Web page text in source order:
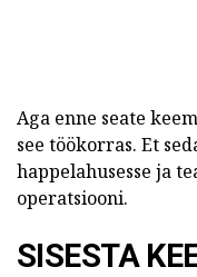
Aga enne seate
see töökorras. Et
happelahusesse ja
operatsiooni.
SISESTA